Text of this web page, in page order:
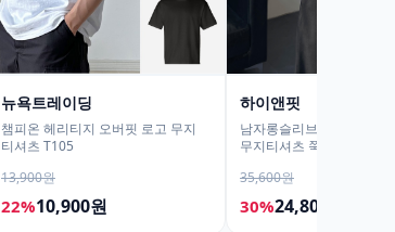
뉴욕트레이딩
챔피온 헤리티지 오버핏 로고 무지
티셔츠 T105
13,900원
22%10,900원
하이앤핏
남자롱슬리브 긴팔무지티
무지티셔츠 쭉티
35,600원
30%24,800원